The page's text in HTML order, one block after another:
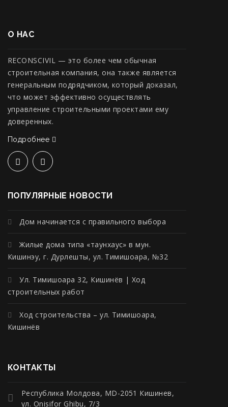
О НАС
RECONSCIVIL — это более чем обычная
строительная компания, она также является
генеральным подрядчиком, который доказал,
что может эффективно осуществлять
управление строительными проектами ему
доверенных.
Подробнее
ПОПУЛЯРНЫЕ НОВОСТИ
Дом начинается с правильного выбора
Жилые дома типа «таунхаус» в мун.
Кишинэу, г. Дурлешты, ул. Тимишоара, №32
Ул. Тимишоара 32, Кишинёв | Ход
строительных работ
Ход строительства – ул. Тимишоара,
Кишинёв
КОНТАКТЫ
Республика Молдова, MD-2051 Кишинев,
ул. Onisifor Ghibu, 7/3